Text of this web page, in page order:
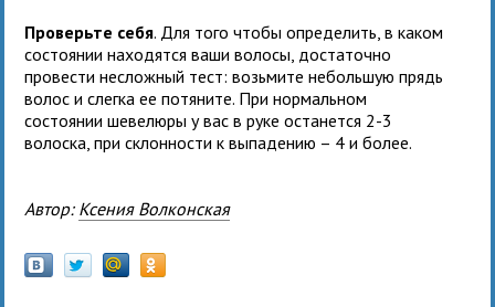
Проверьте себя. Для того чтобы определить, в каком
состоянии находятся ваши волосы, достаточно
провести несложный тест: возьмите небольшую прядь
волос и слегка ее потяните. При нормальном
состоянии шевелюры у вас в руке останется 2-3
волоска, при склонности к выпадению – 4 и более.
Автор: Ксения Волконская